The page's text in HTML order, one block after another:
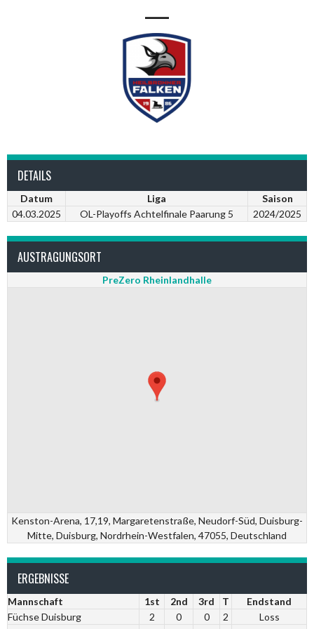
—
DETAILS
Datum Liga
Saison
04.03.2025
OL-Playoffs Achtelfinale Paarung 5 2024/2025
AUSTRAGUNGSORT
PreZero Rheinlandhalle
Kenston-Arena, 17,19, Margaretenstraße, Neudorf-Süd, Duisburg-
Mitte, Duisburg, Nordrhein-Westfalen, 47055, Deutschland
ERGEBNISSE
Mannschaft 1st 2nd 3rd T
Endstand
Füchse Duisburg
2 0 0 2
Loss